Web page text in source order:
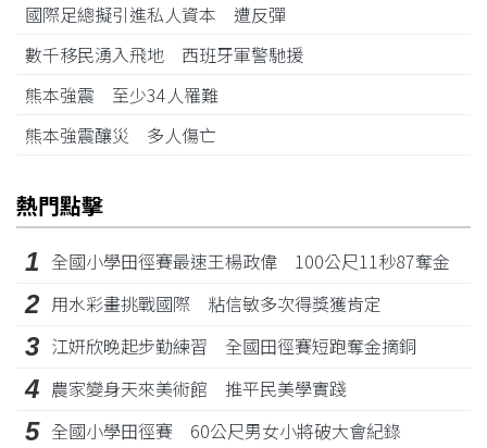
國際足總擬引進私人資本 遭反彈
數千移民湧入飛地 西班牙軍警馳援
熊本強震 至少34人罹難
熊本強震釀災 多人傷亡
熱門點擊
1 全國小學田徑賽最速王楊政偉 100公尺11秒87奪金
2 用水彩畫挑戰國際 粘信敏多次得獎獲肯定
3 江姸欣晚起步勤練習 全國田徑賽短跑奪金摘銅
4 農家變身天來美術館 推平民美學實踐
5 全國小學田徑賽 60公尺男女小將破大會紀錄